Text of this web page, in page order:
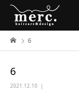
6
6
2021.12.10